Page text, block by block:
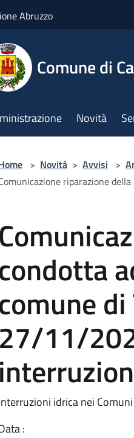
Abruzzo
Comune di
Novità
> Novità > Avvisi >
riparazione
condotta
comune
27/11/
idrica nei Comuni
: